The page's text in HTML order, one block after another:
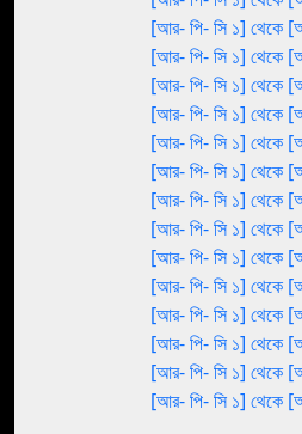
[আর- পি- সি ১] থেকে
[আর- পি- সি ১] থেকে
[আর- পি- সি ১] থেকে
[আর- পি- সি ১] থেকে
[আর- পি- সি ১] থেকে
[আর- পি- সি ১] থেকে
[আর- পি- সি ১] থেকে
[আর- পি- সি ১] থেকে
[আর- পি- সি ১] থেকে
[আর- পি- সি ১] থেকে
[আর- পি- সি ১] থেকে
[আর- পি- সি ১] থেকে
[আর- পি- সি ১] থেকে
[আর- পি- সি ১] থেকে